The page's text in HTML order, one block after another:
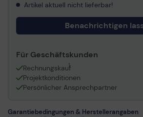
Artikel aktuell nicht lieferbar!
Benachrichtigen
Für Geschäftskunden
Rechnungskauf
1
Projektkonditionen
Persönlicher Ansprechpartner
Garantiebedingungen & Herstellerangaben